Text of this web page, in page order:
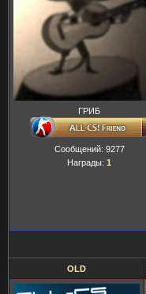
ГРИБ
Сообщений: 9277
Награды: 1
OLD